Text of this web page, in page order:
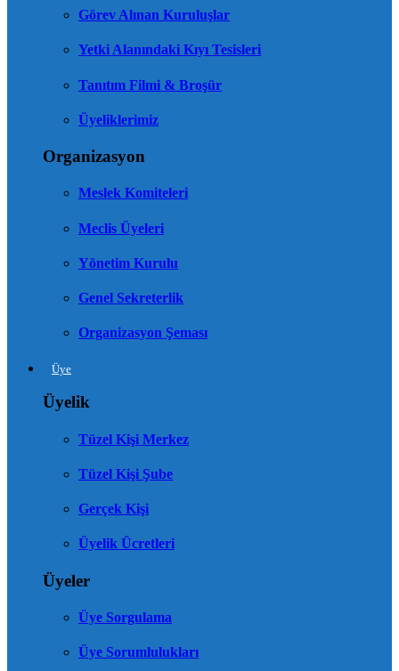
Görev Alınan Kuruluşlar
Yetki Alanındaki Kıyı Tesisleri
Tanıtım Filmi & Broşür
Üyeliklerimiz
Organizasyon
Meslek Komiteleri
Meclis Üyeleri
Yönetim Kurulu
Genel Sekreterlik
Organizasyon Şeması
Üye
Üyelik
Tüzel Kişi Merkez
Tüzel Kişi Şube
Gerçek Kişi
Üyelik Ücretleri
Üyeler
Üye Sorgulama
Üye Sorumlulukları